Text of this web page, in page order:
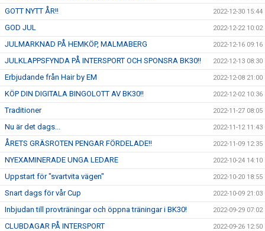
GOTT NYTT ÅR!! 2022-12-30 15:44
GOD JUL 2022-12-22 10:02
JULMARKNAD PÅ HEMKÖP, MALMABERG 2022-12-16 09:16
JULKLAPPSFYNDA PÅ INTERSPORT OCH SPONSRA BK30!! 2022-12-13 08:30
Erbjudande från Hair by EM 2022-12-08 21:00
KÖP DIN DIGITALA BINGOLOTT AV BK30!! 2022-12-02 10:36
Traditioner 2022-11-27 08:05
Nu är det dags... 2022-11-12 11:43
ÅRETS GRÄSROTEN PENGAR FÖRDELADE!! 2022-11-09 12:35
NYEXAMINERADE UNGA LEDARE 2022-10-24 14:10
Uppstart för "svartvita vägen" 2022-10-20 18:55
Snart dags för vår Cup 2022-10-09 21:03
Inbjudan till provträningar och öppna träningar i BK30! 2022-09-29 07:02
CLUBDAGAR PÅ INTERSPORT 2022-09-26 12:50